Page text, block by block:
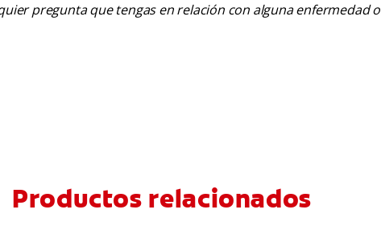
pregunta que tengas en relación con alguna enfermedad o
Productos relacionados